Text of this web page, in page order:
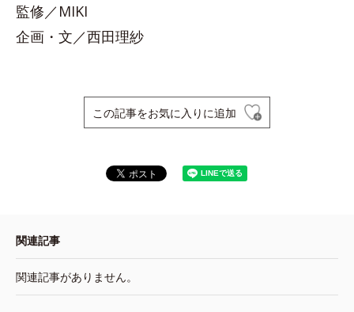
監修／MIKI
企画・文／西田理紗
この記事をお気に入りに追加
関連記事
関連記事がありません。